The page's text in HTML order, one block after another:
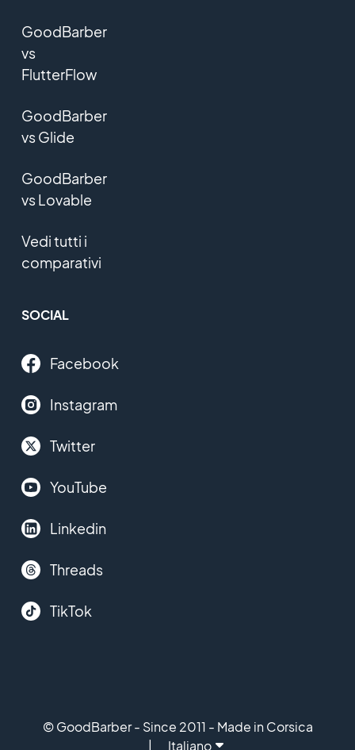
GoodBarber
vs
FlutterFlow
GoodBarber
vs Glide
GoodBarber
vs Lovable
Vedi tutti i
comparativi
SOCIAL
Facebook
Instagram
Twitter
YouTube
Linkedin
Threads
TikTok
© GoodBarber - Since 2011 - Made in Corsica
Italiano